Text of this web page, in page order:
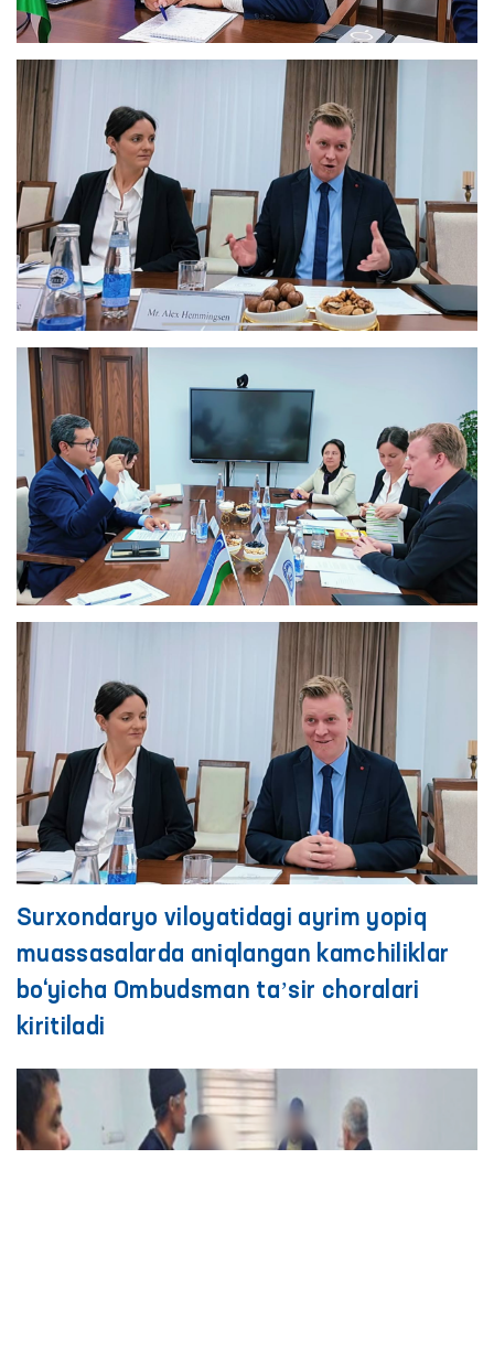
Surxondaryo viloyatidagi ayrim yopiq
muassasalarda aniqlangan kamchiliklar
bo‘yicha Ombudsman taʼsir choralari
kiritiladi